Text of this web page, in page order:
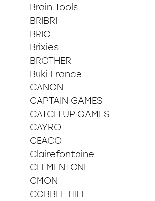
Brain Tools
BRIBRI
BRIO
Brixies
BROTHER
Buki France
CANON
CAPTAIN GAMES
CATCH UP GAMES
CAYRO
CEACO
Clairefontaine
CLEMENTONI
CMON
COBBLE HILL